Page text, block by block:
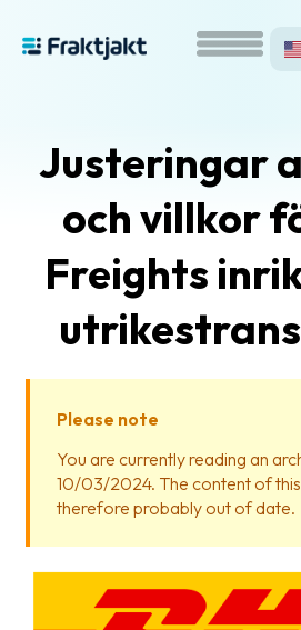
What
Help?
FAQ
Packing
Shipping
Justeringar
och villkor
Freights
Please note
You are currently reading an
10/03/2024. The content of
therefore probably out of date.